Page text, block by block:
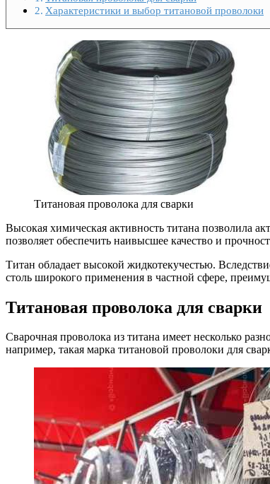
Характеристики и выбор титановой проволоки
Титановая проволока для сварки
Высокая химическая активность титана позволила
позволяет обеспечить наивысшее качество и
Титан обладает высокой жидкотекучестью.
столь широкого применения в частной сфере,
Титановая проволока для сварки
Сварочная проволока из титана имеет несколько
например, такая марка титановой проволоки для